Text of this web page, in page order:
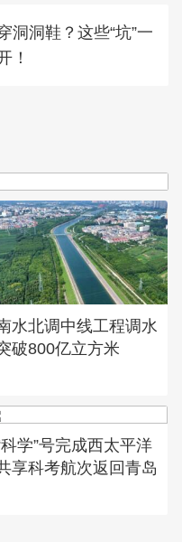
洞洞鞋？这些“坑”一
！
水北调中线工程调水
破800亿立方米
科学”号完成西太平洋
享科考航次返回青岛